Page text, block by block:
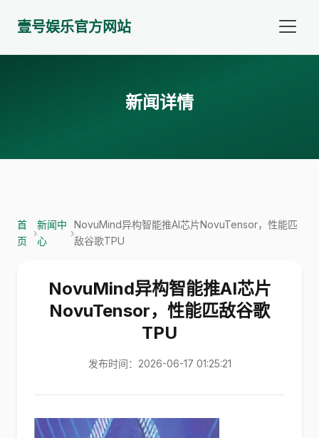
壹号娱乐官方网站
新闻详情
首
页
›
新闻中
心
›
NovuMind异构智能推AI芯片NovuTensor，性能匹
敌谷歌TPU
NovuMind异构智能推AI芯片
NovuTensor，性能匹敌谷歌
TPU
发布时间：2026-06-17 01:25:21